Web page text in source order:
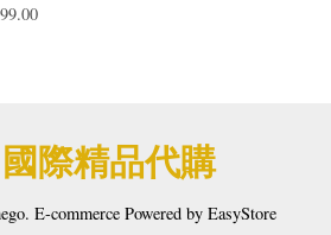
際精品代購
E-commerce Powered by EasyStore